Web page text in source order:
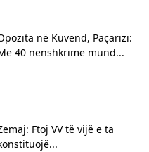
në Kuvend, Paçarizi:
40 nënshkrime mund...
Ftoj VV të vijë e ta